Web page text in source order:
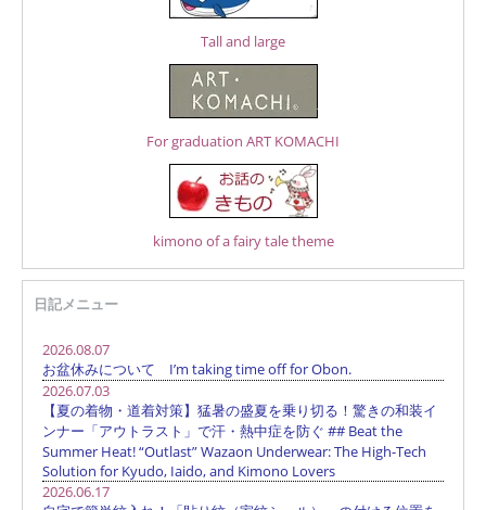
Tall and large
For graduation ART KOMACHI
kimono of a fairy tale theme
日記メニュー